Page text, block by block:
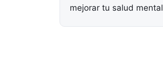
mejorar tu salud mental